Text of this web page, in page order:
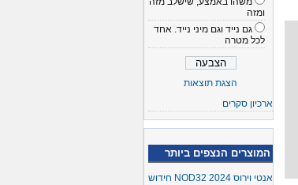
ומזה
גם נייד וגם מיני נייד. אחד
לכל מטרה
הצגת תוצאות
ארכיון סקרים
המוצרים הנצפים ביותר
אנטי וירוס NOD32 2024 חידוש